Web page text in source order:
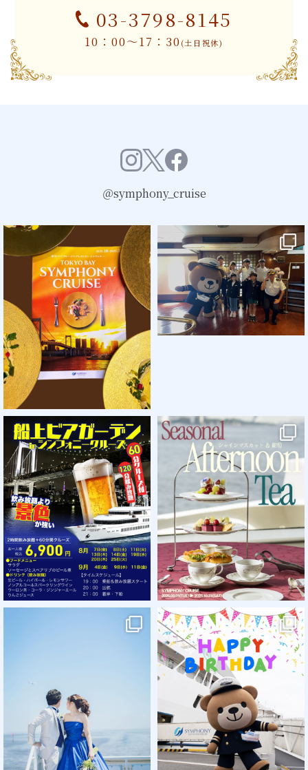
03-3798-8145
10：00～17：30(土日祝休)
＠symphony_cruise